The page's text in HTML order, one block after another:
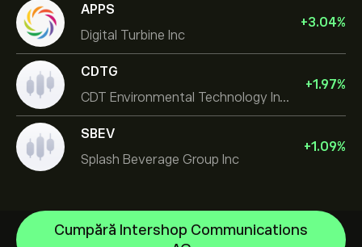
APPS
Digital Turbine Inc
+3.04%
CDTG
CDT Environmental Technology Investment Holdings L
+1.97%
SBEV
Splash Beverage Group Inc
+1.09%
Cumpără Intershop Communications
NVIDIA Corporation